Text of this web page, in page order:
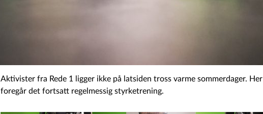
Aktivister fra Rede 1 ligger ikke på latsiden tross varme sommerdager. Her
foregår det fortsatt regelmessig styrketrening.